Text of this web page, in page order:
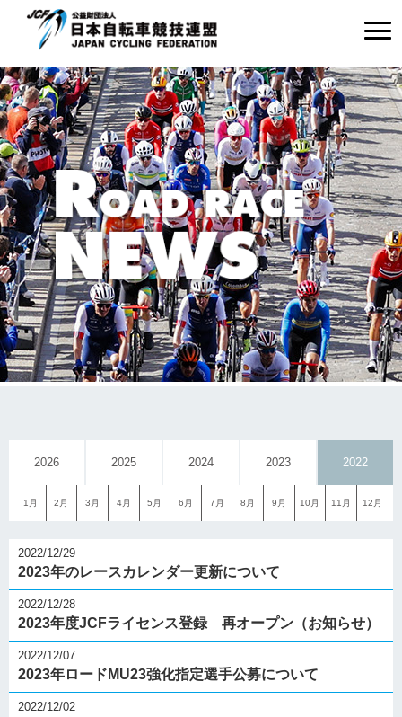
2026 2025 2024 2023 2022
1月 2月 3月 4月 5月 6月 7月 8月 9月 10月 11月 12月
2022/12/29
2023年のレースカレンダー更新について
2022/12/28
2023年度JCFライセンス登録 再オープン（お知らせ）
2022/12/07
2023年ロードMU23強化指定選手公募について
2022/12/02